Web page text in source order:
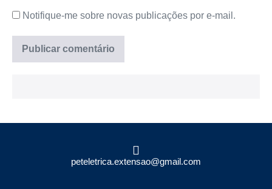
Notifique-me sobre novas publicações por e-mail.